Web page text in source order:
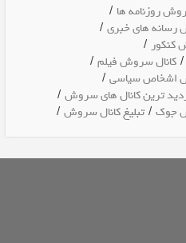
روزنامه ها /
رسانه های خبری /
کنکور /
/کانال سروش فیلم /
اشخاص سیاسی /
ترین کانال های سروش /
جوک /تبلیغ کانال سروش /